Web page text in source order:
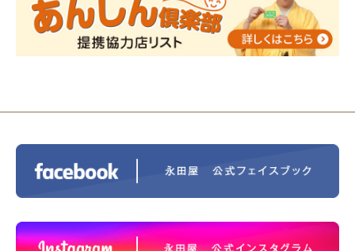
ス®上鶴間 エンディングノートを書いてみよう！
2023/11/29 永田屋創業110周年記念式典 レンブラ
ントホテル東京町田